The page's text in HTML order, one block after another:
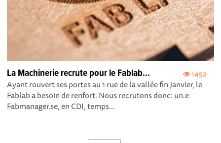
1452
La Machinerie recrute pour le Fablab...
Ayant rouvert ses portes au 1 rue de la vallée fin Janvier, le
Fablab a besoin de renfort. Nous recrutons donc: un.e
Fabmanager.se, en CDI, temps...